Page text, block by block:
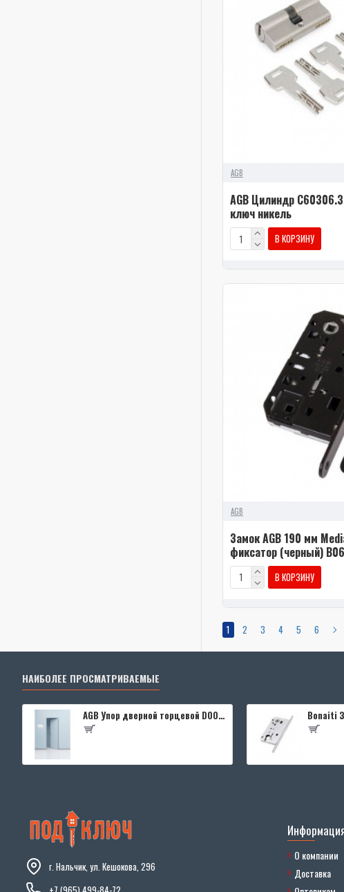
AGB
AGB Цилиндр
ключ никель
В КОРЗИНУ
AGB
Замок AGB 190 мм
фиксатор (черный)
В КОРЗИНУ
1 2 3 4 5 6
НАИБОЛЕЕ ПРОСМАТРИВАЕМЫЕ
AGB Упор дверной торцевой D003201593 (черный)
г. Нальчик, ул. Кешокова, 296
О компании
Доставка